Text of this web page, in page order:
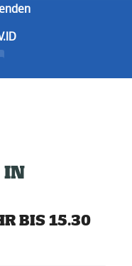
IN
BIS 15.30